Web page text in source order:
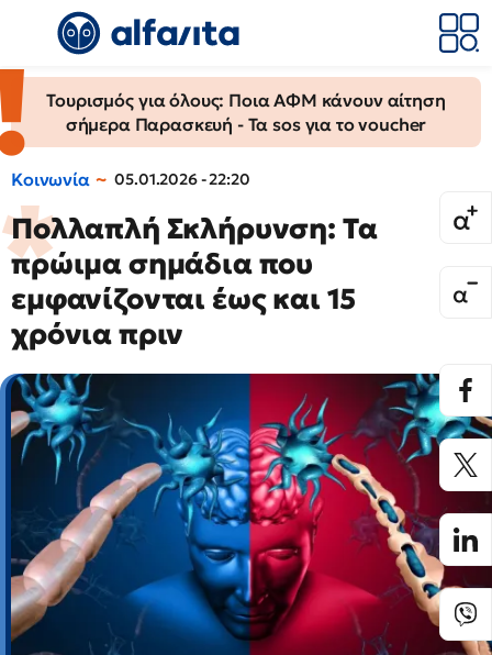
Τουρισμός για όλους: Ποια ΑΦΜ κάνουν αίτηση
σήμερα Παρασκευή - Τα sos για το voucher
Κοινωνία 05.01.2026 - 22:20
Πολλαπλή Σκλήρυνση: Τα
πρώιμα σημάδια που
εμφανίζονται έως και 15
χρόνια πριν